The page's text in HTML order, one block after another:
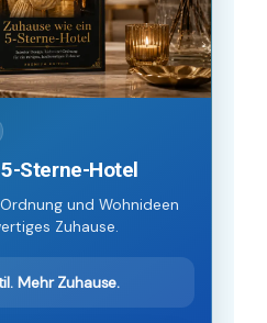
Sterne-Hotel
und Wohnideen
Zuhause.
Mehr Zuhause.